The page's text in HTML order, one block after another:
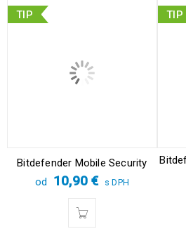
TIP
Bitdefender Mobile Security
od
10,90€ s DPH
TIP